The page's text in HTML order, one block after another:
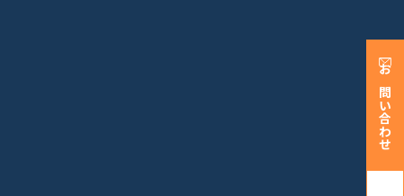
お問い合わせ